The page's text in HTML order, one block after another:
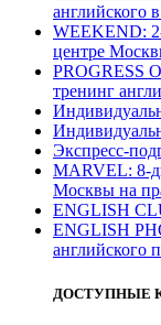
английского
WEEKEND:
центре
PROGRESS
тренинг
Экспресс-
МARVEL: 8-
Москвы на
ENGLISH
ENGLISH
английского
ДОСТУПНЫЕ